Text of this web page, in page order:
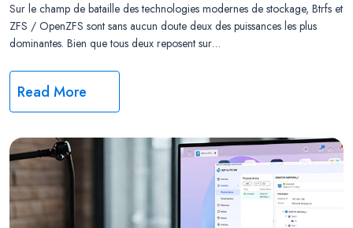
Sur le champ de bataille des technologies modernes de stockage, Btrfs et
ZFS / OpenZFS sont sans aucun doute deux des puissances les plus
dominantes. Bien que tous deux reposent sur…
Read More